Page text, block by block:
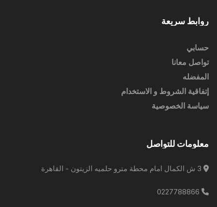
روابط سريعة
حسابي
تواصل معانا
المفضله
إتفاقية الشروط و الاستخدام
سياسة الخصوصية
معلومات للتواصل